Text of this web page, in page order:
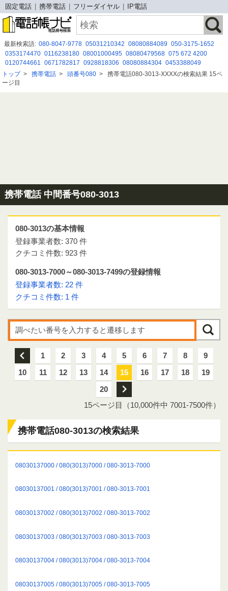
固定電話 携帯電話 フリーダイヤル IP電話
最新検索語: 080-8047-9778 05031210342 08080884089 050-3175-1652
0353174470 0116238180 08001000495 08080479568 075 672 4200
0120744661 0671782817 0928818306 08080884304 0453388049
08035091372 0332777657 07024259719 08024279095 050 3115 6483
0676537898
トップ> 携帯電話 > 頭番号080 > 携帯電話080-3013-XXXXの検索結果 15ペ
ージ目
携帯電話 中間番号080-3013
080-3013の基本情報
登録事業者数: 370 件
クチコミ件数: 923 件
080-3013-7000～080-3013-7499の登録情報
登録事業者数: 22 件
クチコミ件数: 1 件
前 1 2 3 4 5 6 7 8
9
10
11 12 13 14 15 16 17 18
19
20
次
15ページ目（10,000件中 7001-7500件）
携帯電話080-3013の検索結果
08030137000 / 080(3013)7000 / 080-3013-7000
08030137001 / 080(3013)7001 / 080-3013-7001
08030137002 / 080(3013)7002 / 080-3013-7002
08030137003 / 080(3013)7003 / 080-3013-7003
08030137004 / 080(3013)7004 / 080-3013-7004
08030137005 / 080(3013)7005 / 080-3013-7005